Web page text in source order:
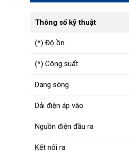
Thông số kỹ thuật
(*) Độ ồn
(*) Công suất
Dạng sóng
Dải điện áp vào
Nguồn điện đầu ra
Kết nối ra